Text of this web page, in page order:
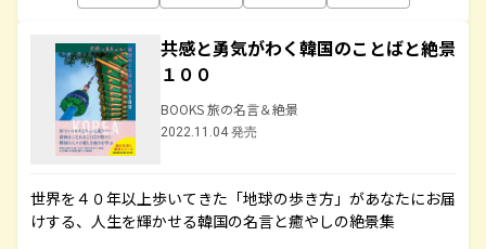
共感と勇気がわく韓国のことばと絶景
１００
BOOKS 旅の名言＆絶景
2022.11.04 発売
世界を４０年以上歩いてきた「地球の歩き方」があなたにお届
けする、人生を輝かせる韓国の名言と癒やしの絶景集